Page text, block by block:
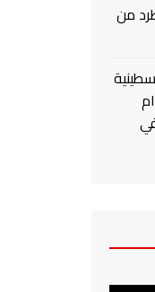
المرأة الفلسطينية توزع 250 طرد من